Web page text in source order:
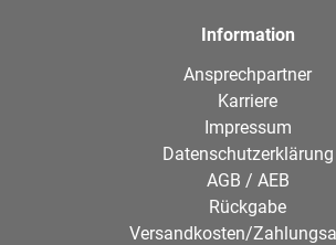
Information
Ansprechpartner
Karriere
Impressum
Datenschutzerklärung
AGB / AEB
Rückgabe
Versandkosten/